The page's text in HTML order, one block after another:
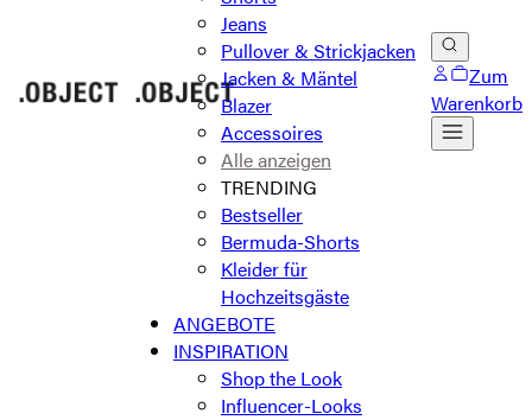
Jeans
Pullover & Strickjacken
Jacken & Mäntel
Blazer
Accessoires
Alle anzeigen
TRENDING
Bestseller
Bermuda-Shorts
Kleider für
Hochzeitsgäste
ANGEBOTE
INSPIRATION
Shop the Look
Influencer-Looks
Zum
Warenkorb